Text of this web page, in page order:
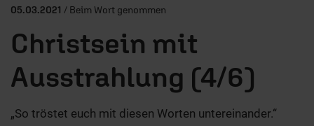
05.03.2021 / Beim Wort genommen
Christsein mit
Ausstrahlung (4/6)
„So tröstet euch mit diesen Worten untereinander.“